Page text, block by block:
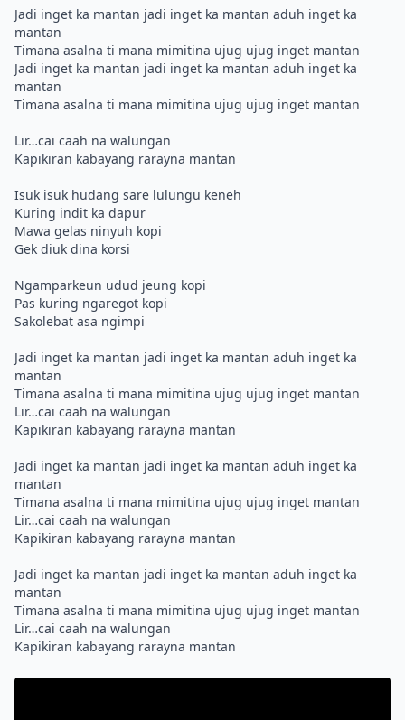
Jadi inget ka mantan jadi inget ka mantan aduh inget ka
mantan
Timana asalna ti mana mimitina ujug ujug inget mantan
Jadi inget ka mantan jadi inget ka mantan aduh inget ka
mantan
Timana asalna ti mana mimitina ujug ujug inget mantan
Lir…cai caah na walungan
Kapikiran kabayang rarayna mantan
Isuk isuk hudang sare lulungu keneh
Kuring indit ka dapur
Mawa gelas ninyuh kopi
Gek diuk dina korsi
Ngamparkeun udud jeung kopi
Pas kuring ngaregot kopi
Sakolebat asa ngimpi
Jadi inget ka mantan jadi inget ka mantan aduh inget ka
mantan
Timana asalna ti mana mimitina ujug ujug inget mantan
Lir…cai caah na walungan
Kapikiran kabayang rarayna mantan
Jadi inget ka mantan jadi inget ka mantan aduh inget ka
mantan
Timana asalna ti mana mimitina ujug ujug inget mantan
Lir…cai caah na walungan
Kapikiran kabayang rarayna mantan
Jadi inget ka mantan jadi inget ka mantan aduh inget ka
mantan
Timana asalna ti mana mimitina ujug ujug inget mantan
Lir…cai caah na walungan